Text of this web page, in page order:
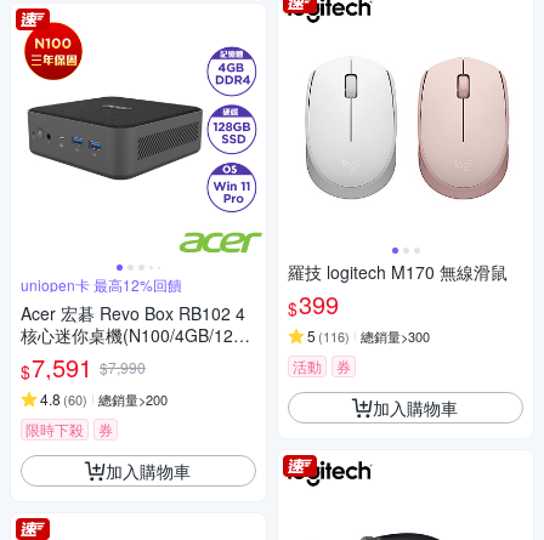
uniopen卡 最高12%回饋
Acer 宏碁 Revo Box RB102 4
核心迷你桌機(N100/4GB/128G
B/Win11 Pro)
$7,591 $7,990
4.8 (60) 總銷量>200
限時下殺 券
加入購物車
羅技 logitech M170 無線滑鼠
$399
5 (116) 總銷量>300
活動 券
加入購物車